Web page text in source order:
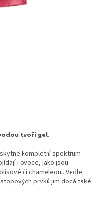
tvoří gel.
kompletní spektrum
i ovoce, jako jsou
či chameleoni. Vedle
prvků jim dodá také